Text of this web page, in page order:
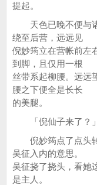
提起。
天色已晚不便与诸
绕至后营，远远见
倪妙筠立在营帐前左
到脚，且仅用一根
丝带系起柳腰。远远
腰之下便全是长长
的美腿。
「倪仙子来了？」
倪妙筠点了点头转
吴征入内的意思。
吴征挠了挠头，看她
是主人。